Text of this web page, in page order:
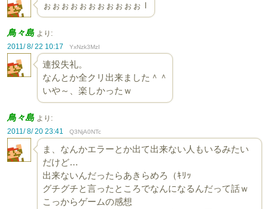
ぉぉぉぉぉぉぉぉぉぉぉｌ
鳥々島 より:
2011/ 8/ 22 10:17
YxNzk3MzI
連投失礼。
なんとか全クリ出来ました＾＾
いや～、楽しかったｗ
鳥々島 より:
2011/ 8/ 20 23:41
Q3NjA0NTc
ま、なんかエラーとか出て出来ない人もいるみたい
だけど…
出来ないんだったらあきらめろ（ｷﾘｯ
グチグチと言ったところでなんになるんだって話ｗ
こっからゲームの感想